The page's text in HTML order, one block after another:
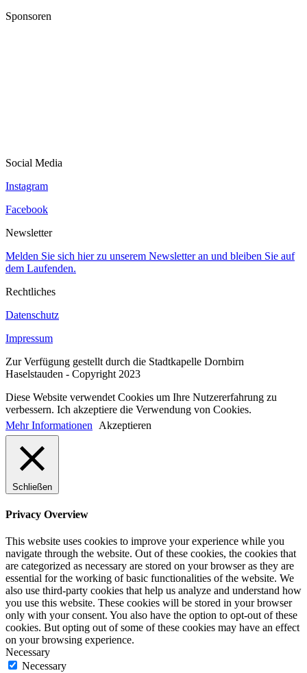
Sponsoren
Social Media
Instagram
Facebook
Newsletter
Melden Sie sich hier zu unserem Newsletter an und bleiben Sie auf
dem Laufenden.
Rechtliches
Datenschutz
Impressum
Zur Verfügung gestellt durch die Stadtkapelle Dornbirn
Haselstauden - Copyright 2023
Diese Website verwendet Cookies um Ihre Nutzererfahrung zu
verbessern. Ich akzeptiere die Verwendung von Cookies.
Mehr Informationen
Akzeptieren
Schließen
Privacy Overview
This website uses cookies to improve your experience while you
navigate through the website. Out of these cookies, the cookies that
are categorized as necessary are stored on your browser as they are
essential for the working of basic functionalities of the website. We
also use third-party cookies that help us analyze and understand how
you use this website. These cookies will be stored in your browser
only with your consent. You also have the option to opt-out of these
cookies. But opting out of some of these cookies may have an effect
on your browsing experience.
Necessary
Necessary